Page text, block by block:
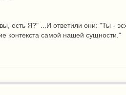
вы, есть Я?" ...И ответили они: "Ты -
контекста самой нашей сущности."